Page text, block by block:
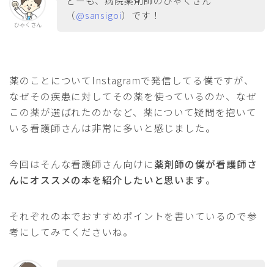
ひゃくさん
（@sansigoi）です！
薬のことについてInstagramで発信してる僕ですが、
なぜその疾患に対してその薬を使っているのか、なぜ
この薬が選ばれたのかなど、薬について疑問を抱いて
いる看護師さんは非常に多いと感じました。
今回はそんな看護師さん向けに薬剤師の僕が看護師さ
んにオススメの本を紹介したいと思います。
それぞれの本でおすすめポイントを書いているので参
考にしてみてくださいね。